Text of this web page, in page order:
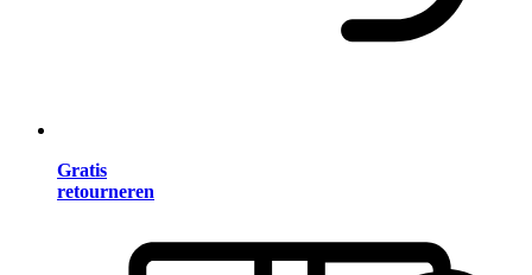
Gratis
retourneren